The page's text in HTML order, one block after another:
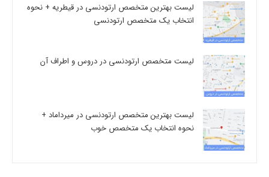
لیست بهترین متخصص ارتودنسی در قیطریه + نحوه
انتخاب یک متخصص ارتودنسی
لیست متخصص ارتودنسی در دروس و اطراف آن
لیست بهترین متخصص ارتودنسی در میرداماد +
نحوه انتخاب یک متخصص خوب